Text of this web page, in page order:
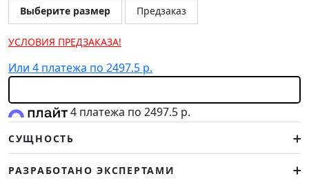
Выберите размер Предзаказ
УСЛОВИЯ ПРЕДЗАКАЗА!
Или 4 платежа по 2497.5 р.
4 платежа по 2497.5 р.
СУЩНОСТЬ
РАЗРАБОТАНО ЭКСПЕРТАМИ